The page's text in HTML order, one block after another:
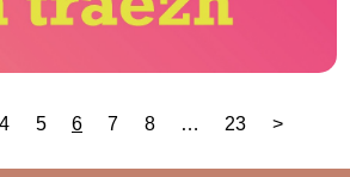
Pagination
4 5 6 7 8 … 23 >